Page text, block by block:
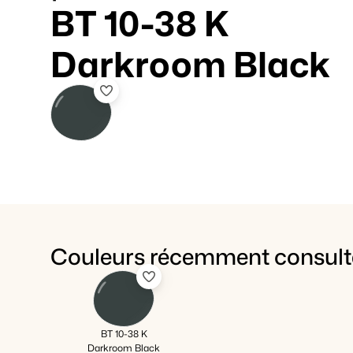
BT 10-38 K
Darkroom Black
Couleurs récemment
BT 10-38 K
Darkroom Black